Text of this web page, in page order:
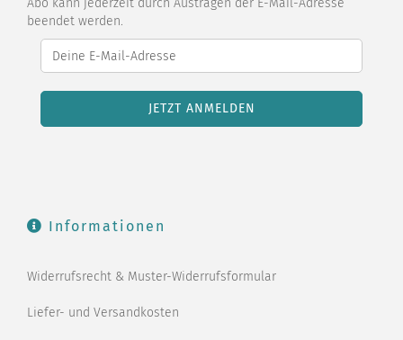
Abo kann jederzeit durch Austragen der E-Mail-Adresse
beendet werden.
Informationen
Widerrufsrecht & Muster-Widerrufsformular
Liefer- und Versandkosten